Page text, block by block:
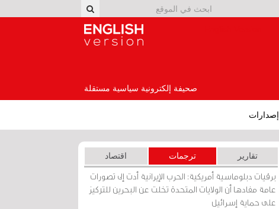
صحيفة إلكترونية سياسية مستقلة
إصدارات
تقارير ترجمات اقتصاد
برقيات دبلوماسية أمريكية: الحرب الإيرانية أدت إلى تصورات
عامة مفادها أن الولايات المتحدة تخلت عن البحرين للتركيز
على حماية إسرائيل